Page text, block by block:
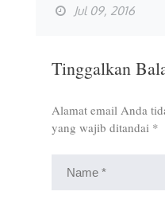
Jul 09, 2016
Tinggalkan
Alamat email Anda
yang wajib ditandai *